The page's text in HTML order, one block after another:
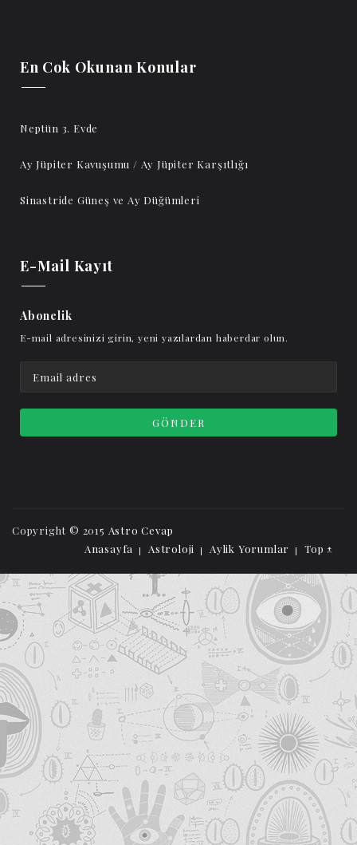
En Cok Okunan Konular
Neptün 3. Evde
Ay Jüpiter Kavuşumu / Ay Jüpiter Karşıtlığı
Sinastride Güneş ve Ay Düğümleri
E-Mail Kayıt
Abonelik
E-mail adresinizi girin, yeni yazılardan haberdar olun.
Copyright © 2015 Astro Cevap
Anasayfa
Astroloji Aylik Yorumlar Top ↑